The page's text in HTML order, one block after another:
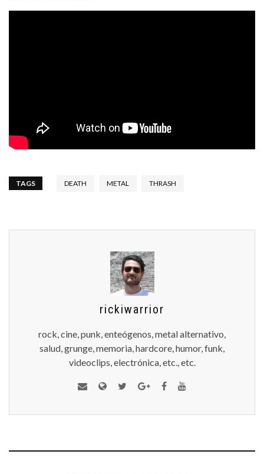
TAGS DEATH METAL THRASH
rickiwarrior
rock, cine, punk, enteógenos, metal alternativo,
salud, grunge, memoria, hardcore, humor, funk,
videoclips, electrónica, etc., etc.